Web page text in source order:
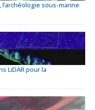
sous-marine
LiDAR pour la